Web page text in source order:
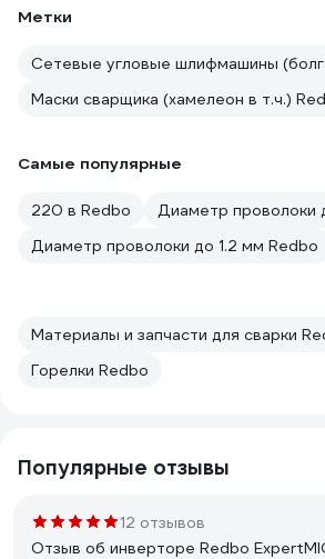
Метки
Сетевые угловые шлифмашины
Маски сварщика (хамелеон в т.ч.)
Самые популярные
220 в Redbo
Диаметр проволоки
Диаметр проволоки до 1.2 мм Redbo
Материалы и запчасти для сварки
Горелки Redbo
Популярные отзывы
12 отзывов
Отзыв об инверторе Redbo